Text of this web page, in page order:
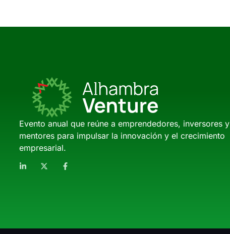
Evento anual que reúne a emprendedores, inversores y
mentores para impulsar la innovación y el crecimiento
empresarial.